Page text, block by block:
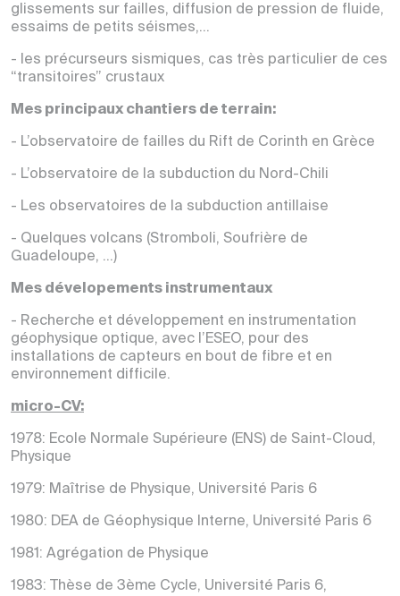
glissements sur failles, diffusion de pression de fluide,
essaims de petits séismes,...
- les précurseurs sismiques, cas très particulier de ces
“transitoires” crustaux
Mes principaux chantiers de terrain:
- L’observatoire de failles du Rift de Corinth en Grèce
- L’observatoire de la subduction du Nord-Chili
- Les observatoires de la subduction antillaise
- Quelques volcans (Stromboli, Soufrière de
Guadeloupe, ...)
Mes dévelopements instrumentaux
- Recherche et développement en instrumentation
géophysique optique, avec l’ESEO, pour des
installations de capteurs en bout de fibre et en
environnement difficile.
micro-CV:
1978: Ecole Normale Supérieure (ENS) de Saint-Cloud,
Physique
1979: Maîtrise de Physique, Université Paris 6
1980: DEA de Géophysique Interne, Université Paris 6
1981: Agrégation de Physique
1983: Thèse de 3ème Cycle, Université Paris 6,